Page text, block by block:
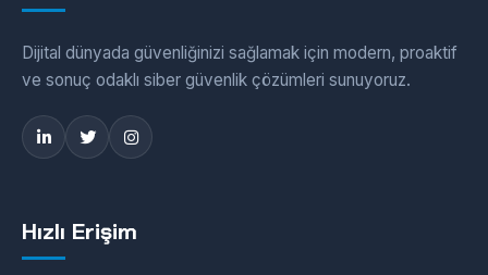
Dijital dünyada güvenliğinizi sağlamak için modern, proaktif
ve sonuç odaklı siber güvenlik çözümleri sunuyoruz.
Hızlı Erişim